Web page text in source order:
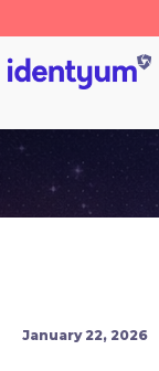
January 22, 2026